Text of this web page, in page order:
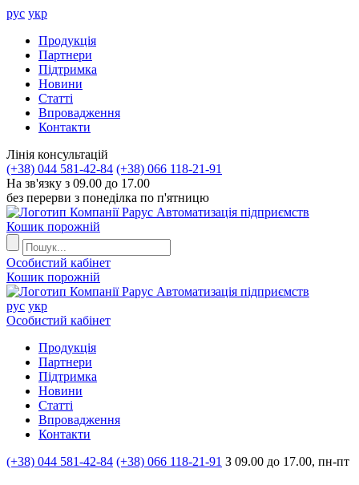
рус укр
Продукцiя
Партнери
Пiдтримка
Новини
Статті
Впровадження
Контакти
Лiнiя консультацiй
(+38) 044 581-42-84 (+38) 066 118-21-91
На зв'язку з 09.00 до 17.00
без перерви з понеділка по п'ятницю
Автоматизація підприємств
Кошик порожній
Особистий кабінет
Кошик порожній
Автоматизація підприємств
рус укр
Особистий кабінет
Продукцiя
Партнери
Пiдтримка
Новини
Статті
Впровадження
Контакти
(+38) 044 581-42-84 (+38) 066 118-21-91 З 09.00 до 17.00, пн-пт